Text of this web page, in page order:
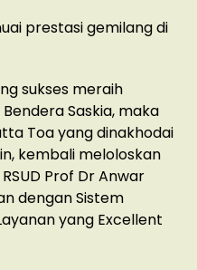
prestasi gemilang di
sukses meraih
Saskia, maka
Toa yang dinakhodai
kembali meloloskan
Prof Dr Anwar
dengan Sistem
yang Excellent